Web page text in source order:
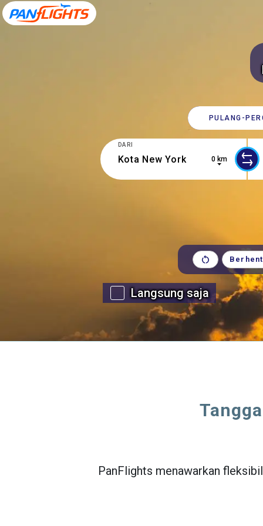
PULANG-​
DARI
0 km
0
Langsung saja
PanFlights menawarkan